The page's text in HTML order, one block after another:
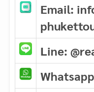
Email:
Line: